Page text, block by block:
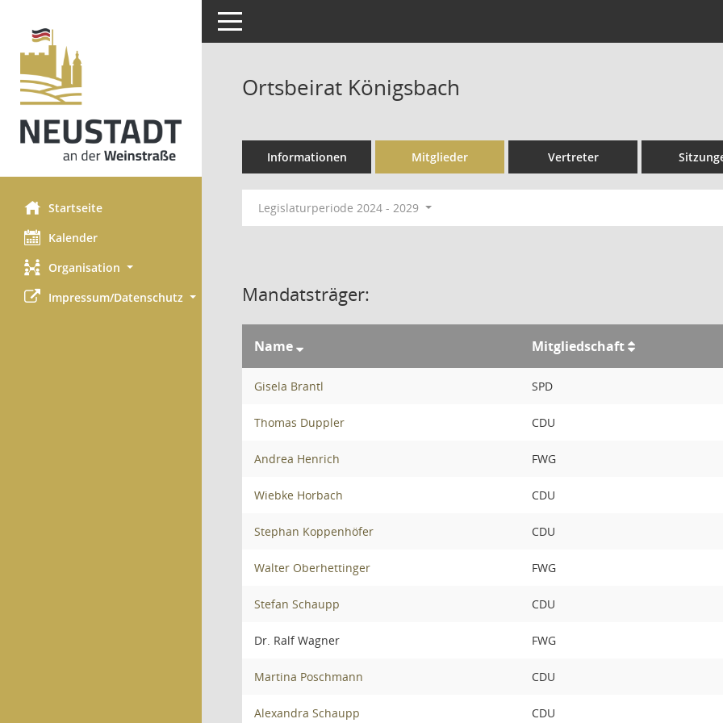
Startseite
Kalender
Organisation
Impressum/Datenschutz
Toggle navigation
Ortsbeirat Königsbach
Informationen Mitglieder Vertreter
Legislaturperiode 2024 - 2029
Mandatsträger:
Name Mitgliedschaft
Gisela Brantl SPD
Thomas Duppler CDU
Andrea Henrich FWG
Wiebke Horbach CDU
Stephan Koppenhöfer CDU
Walter Oberhettinger FWG
Stefan Schaupp CDU
Dr. Ralf Wagner FWG
Martina Poschmann CDU
Alexandra Schaupp CDU